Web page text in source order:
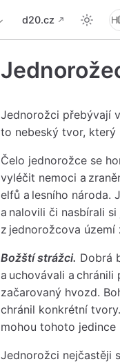
d20.cz
Jednorožci přebývají
to nebeský tvor, který
Čelo jednorožce se
vyléčit nemoci a
elfů a lesního národa.
a nalovili či nasbírali
z jednorožcova území
Božští strážci. Dobrá
a uchovávali a
začarovaný hvozd.
chránil konkrétní
mohou tohoto
Jednorožci nejčastěji